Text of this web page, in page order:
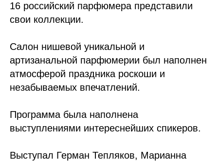
16 российский парфюмера представили
свои коллекции.
Салон нишевой уникальной и
артизанальной парфюмерии был наполнен
атмосферой праздника роскоши и
незабываемых впечатлений.
Программа была наполнена
выступлениями интереснейших спикеров.
Выступал Герман Тепляков, Марианна